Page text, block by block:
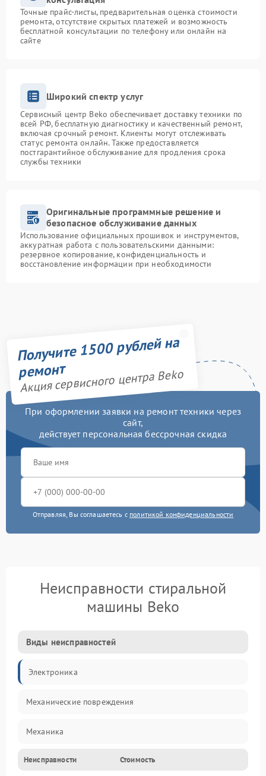
Точные прайс-листы, предварительная оценка стоимости
ремонта, отсутствие скрытых платежей и возможность
бесплатной консультации по телефону или онлайн на
сайте
Широкий спектр услуг
Сервисный центр Beko обеспечивает доставку техники по
всей РФ, бесплатную диагностику и качественный ремонт,
включая срочный ремонт. Клиенты могут отслеживать
статус ремонта онлайн. Также предоставляется
постгарантийное обслуживание для продления срока
службы техники
Оригинальные программные решение и
безопасное обслуживание данных
Использование официальных прошивок и инструментов,
аккуратная работа с пользовательскими данными:
резервное копирование, конфиденциальность и
восстановление информации при необходимости
Получите 1500 рублей на
ремонт
Акция сервисного центра Beko
При оформлении заявки на ремонт техники через
сайт,
действует персональная бессрочная скидка
Отправляя, Вы соглашаетесь с политикой конфиденциальности
Неисправности стиральной
машины Beko
Виды неисправностей
Электроника
Механические повреждения
Механика
Электропитание
Неисправности Стоимость